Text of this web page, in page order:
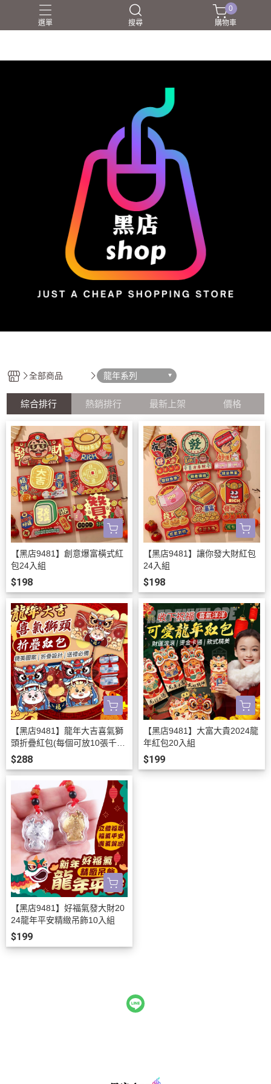
選單 搜尋
0
購物車
全部商品 龍年系列
綜合排行 熱銷排行 最新上架 價格
【黑店9481】創意爆富橫式紅
包24入組
$198
【黑店9481】讓你發大財紅包
24入組
$198
【黑店9481】龍年大吉喜氣獅
頭折疊紅包(每個可放10張千
鈔)20份組
$288
【黑店9481】大富大貴2024龍
年紅包20入組
$199
【黑店9481】好福氣發大財20
24龍年平安精緻吊飾10入組
$199